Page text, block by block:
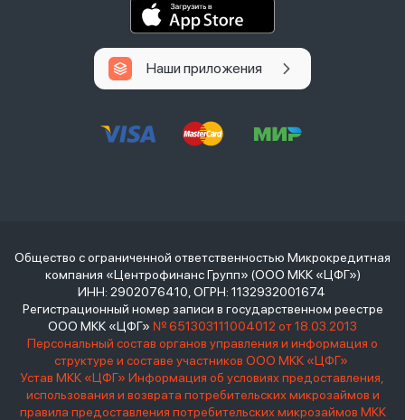
Наши приложения
Общество с ограниченной ответственностью Микрокредитная
компания «Центрофинанс Групп» (ООО МКК «ЦФГ»)
ИНН: 2902076410, ОГРН: 1132932001674
Регистрационный номер записи в государственном реестре
ООО МКК «ЦФГ» № 651303111004012 от 18.03.2013
Персональный состав органов управления и информация о
структуре и составе участников ООО МКК «ЦФГ»
Устав МКК «ЦФГ» Информация об условиях предоставления,
использования и возврата потребительских микрозаймов и
правила предоставления потребительских микрозаймов МКК